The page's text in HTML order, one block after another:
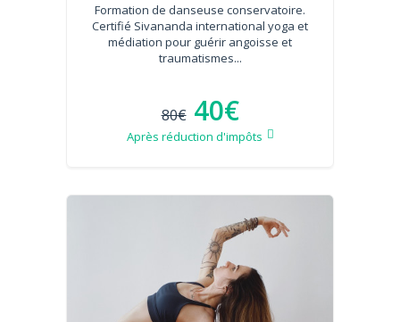
Formation de danseuse conservatoire.
Certifié Sivananda international yoga et
médiation pour guérir angoisse et
traumatismes...
80€ 40€
Après réduction d'impôts